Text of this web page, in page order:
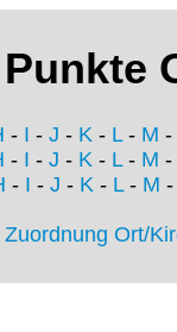
- I - J - K - L- M -
- I - J - K - L- M -
- I - J - K- L- M -
Zuordnung Ort/